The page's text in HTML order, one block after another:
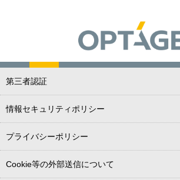
第三者認証
情報セキュリティポリシー
プライバシーポリシー
Cookie等の外部送信について